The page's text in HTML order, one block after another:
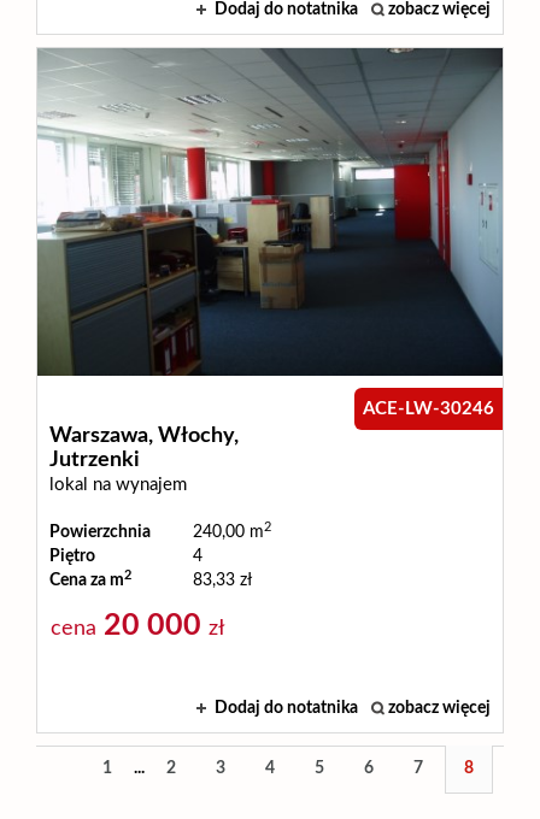
Dodaj do notatnika zobacz więcej
Warszawa, Włochy,
Jutrzenki
lokal na wynajem
ACE-LW-30246
Powierzchnia 240,00 m2
Piętro
4
Cena za m2 83,33 zł
cena 20 000 zł
Dodaj do notatnika zobacz więcej
1 ... 2 3 4 5 6 7 8